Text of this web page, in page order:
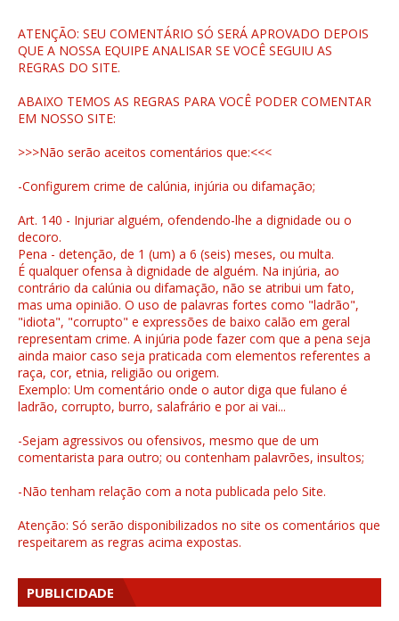
ATENÇÃO: SEU COMENTÁRIO SÓ SERÁ APROVADO DEPOIS
QUE A NOSSA EQUIPE ANALISAR SE VOCÊ SEGUIU AS
REGRAS DO SITE.
ABAIXO TEMOS AS REGRAS PARA VOCÊ PODER COMENTAR
EM NOSSO SITE:
>>>Não serão aceitos comentários que:<<<
-Configurem crime de calúnia, injúria ou difamação;
Art. 140 - Injuriar alguém, ofendendo-lhe a dignidade ou o
decoro.
Pena - detenção, de 1 (um) a 6 (seis) meses, ou multa.
É qualquer ofensa à dignidade de alguém. Na injúria, ao
contrário da calúnia ou difamação, não se atribui um fato,
mas uma opinião. O uso de palavras fortes como "ladrão",
"idiota", "corrupto" e expressões de baixo calão em geral
representam crime. A injúria pode fazer com que a pena seja
ainda maior caso seja praticada com elementos referentes a
raça, cor, etnia, religião ou origem.
Exemplo: Um comentário onde o autor diga que fulano é
ladrão, corrupto, burro, salafrário e por ai vai...
-Sejam agressivos ou ofensivos, mesmo que de um
comentarista para outro; ou contenham palavrões, insultos;
-Não tenham relação com a nota publicada pelo Site.
Atenção: Só serão disponibilizados no site os comentários que
respeitarem as regras acima expostas.
PUBLICIDADE